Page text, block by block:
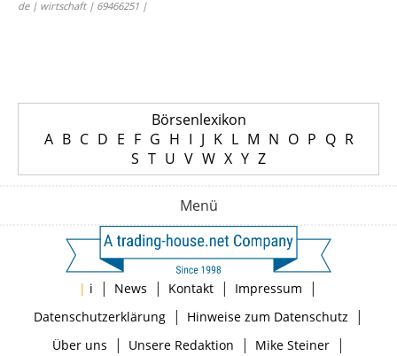
de | wirtschaft | 69466251 |
Börsenlexikon
A B C D E F G H I J K L M N O P Q R
S T U V W X Y Z
Menü
| i | News | Kontakt | Impressum |
Datenschutzerklärung| Hinweise zum Datenschutz |
Über uns | Unsere Redaktion | Mike Steiner|